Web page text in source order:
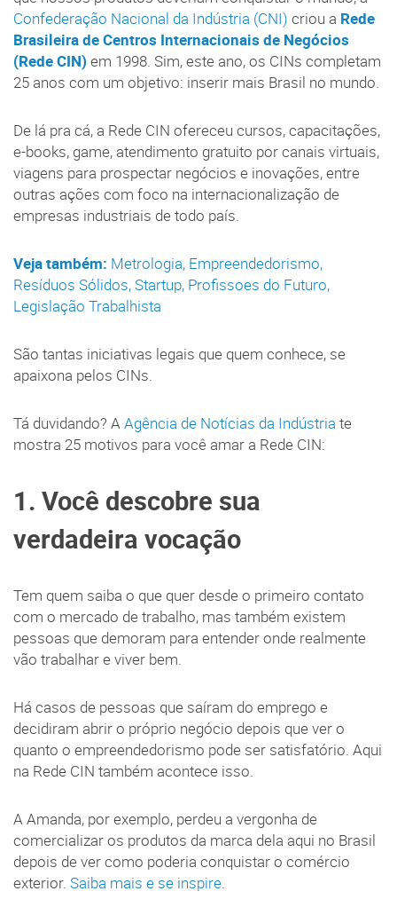
Confederação Nacional da Indústria (CNI) criou a Rede
Brasileira de Centros Internacionais de Negócios
(Rede CIN) em 1998. Sim, este ano, os CINs completam
25 anos com um objetivo: inserir mais Brasil no mundo.
De lá pra cá, a Rede CIN ofereceu cursos, capacitações,
e-books, game, atendimento gratuito por canais virtuais,
viagens para prospectar negócios e inovações, entre
outras ações com foco na internacionalização de
empresas industriais de todo país.
Veja também: Metrologia, Empreendedorismo,
Resíduos Sólidos,Startup, Profissoes do Futuro,
Legislação Trabalhista
São tantas iniciativas legais que quem conhece, se
apaixona pelos CINs.
Tá duvidando? AAgência de Notícias da Indústria te
mostra 25 motivos para você amar a Rede CIN:
1. Você descobre sua
verdadeira vocação
Tem quem saiba o que quer desde o primeiro contato
com o mercado de trabalho, mas também existem
pessoas que demoram para entender onde realmente
vão trabalhar e viver bem.
Há casos de pessoas que saíram do emprego e
decidiram abrir o próprio negócio depois que ver o
quanto o empreendedorismo pode ser satisfatório. Aqui
na Rede CIN também acontece isso.
A Amanda, por exemplo, perdeu a vergonha de
comercializar os produtos da marca dela aqui no Brasil
depois de ver como poderia conquistar o comércio
exterior. Saiba mais e se inspire.